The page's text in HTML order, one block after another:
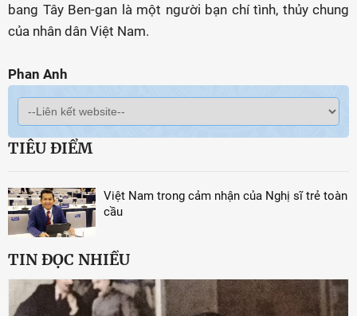
bang Tây Ben-gan là một người bạn chí tình, thủy chung
của nhân dân Việt Nam.
Phan Anh
TIÊU ĐIỂM
Việt Nam trong cảm nhận của Nghị sĩ trẻ toàn
cầu
TIN ĐỌC NHIỀU